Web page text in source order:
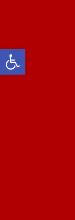
Ouvrir la barre d’outils